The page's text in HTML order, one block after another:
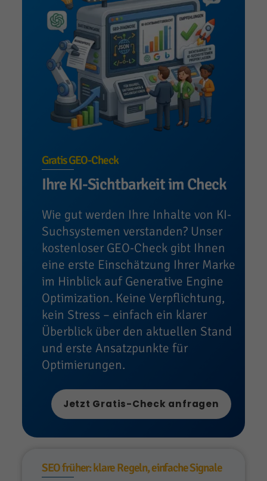
Gratis GEO-Check
Ihre KI-Sichtbarkeit im Check
Wie gut werden Ihre Inhalte von KI-
Suchsystemen verstanden? Unser
kostenloser GEO-Check gibt Ihnen
eine erste Einschätzung Ihrer Marke
im Hinblick auf Generative Engine
Optimization. Keine Verpflichtung,
kein Stress – einfach ein klarer
Überblick über den aktuellen Stand
und erste Ansatzpunkte für
Optimierungen.
Jetzt Gratis-Check anfragen
SEO früher: klare Regeln, einfache Signale